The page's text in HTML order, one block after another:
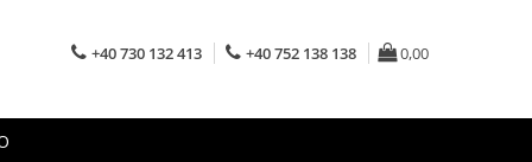
+40 730 132 413 +40 752 138 138 0,00